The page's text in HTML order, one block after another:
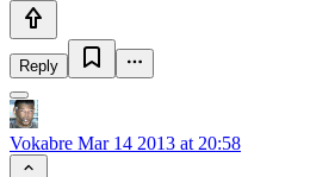
Reply
Vokabre Mar 14 2013 at 20:58